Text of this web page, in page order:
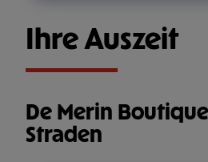
Ihre Auszeit
De Merin
Straden